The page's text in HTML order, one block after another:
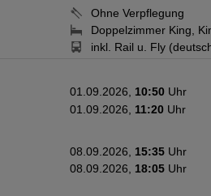
Ohne Verpflegung
Doppelzimmer King,
inkl. Rail u. Fly
01.09.2026, 10:50 Uhr
01.09.2026, 11:20 Uhr
08.09.2026, 15:35 Uhr
08.09.2026, 18:05 Uhr